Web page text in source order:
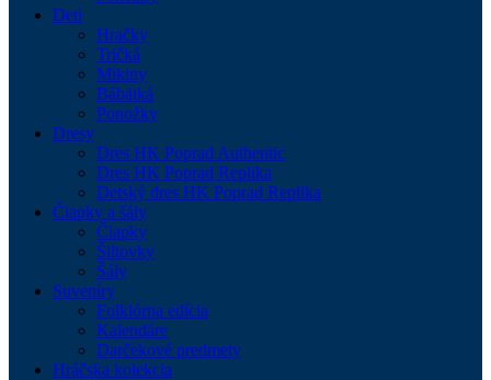
Deti
Hračky
Tričká
Mikiny
Bábätká
Ponožky
Dresy
Dres HK Poprad Authentic
Dres HK Poprad Replika
Detský dres HK Poprad Replika
Čiapky a šály
Čiapky
Šiltovky
Šály
Suveníry
Folklórna edícia
Kalendáre
Darčekové predmety
Hráčska kolekcia